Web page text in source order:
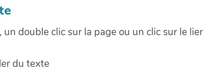
double clic sur la page ou un clic sur le
du texte